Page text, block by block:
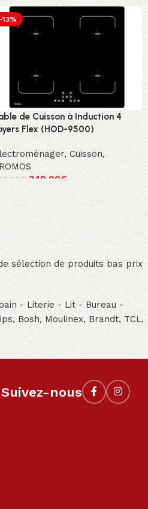
-13%
de Cuisson à Induction 4
Flex (HOD-9500)
,Cuisson,
€ 349.00€
sélection de produits bas prix
- Literie - Lit - Bureau -
Bosh, Moulinex, Brandt, TCL,
Suivez-nous